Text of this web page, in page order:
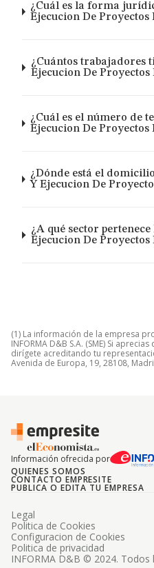
¿Cuál es la forma
Ejecucion De Proyectos
¿Cuántos trabajadores
Ejecucion De Proyectos
¿Cuál es el número de
Ejecucion De Proyectos
¿Dónde está el
Y Ejecucion De
¿A qué sector
Ejecucion De Proyectos
(1) La información de la empresa
INFORMA D&B S.A. (SME) Si
dirígete acreditando tu
Avenida de Europa, 19, 28108,
Información ofrecida por
QUIENES SOMOS
CONTACTO EMPRESITE
PUBLICA O EDITA TU EMPRESA
INFORMA D&B © 2024. Todos
Legal
Politica de Cookies
Configuracion de Cookies
Politica de privacidad